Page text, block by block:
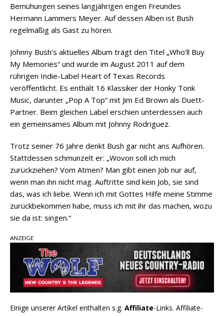
Bemühungen seines langjährigen engen Freundes
Hermann Lammers Meyer. Auf dessen Alben ist Bush
regelmäßig als Gast zu hören.
Johnny Bush’s aktuelles Album trägt den Titel „Who’ll Buy
My Memories“ und wurde im August 2011 auf dem
rührigen Indie-Label Heart of Texas Records
veröffentlicht. Es enthält 16 Klassiker der Honky Tonk
Music, darunter „Pop A Top“ mit Jim Ed Brown als Duett-
Partner. Beim gleichen Label erschien unterdessen auch
ein gemeinsames Album mit Johnny Rodriguez.
Trotz seiner 76 Jahre denkt Bush gar nicht ans Aufhören.
Stattdessen schmunzelt er: „Wovon soll ich mich
zurückziehen? Vom Atmen? Man gibt einen Job nur auf,
wenn man ihn nicht mag. Auftritte sind kein Job, sie sind
das, was ich liebe. Wenn ich mit Gottes Hilfe meine Stimme
zurückbekommen habe, muss ich mit ihr das machen, wozu
sie da ist: singen.“
ANZEIGE
Einige unserer Artikel enthalten s.g. Affiliate-Links. Affiliate-